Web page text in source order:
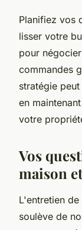
Planifiez vos
lisser votre
pour
commandes
stratégie
en
votre
Vos
maison
L'entretien
soulève de